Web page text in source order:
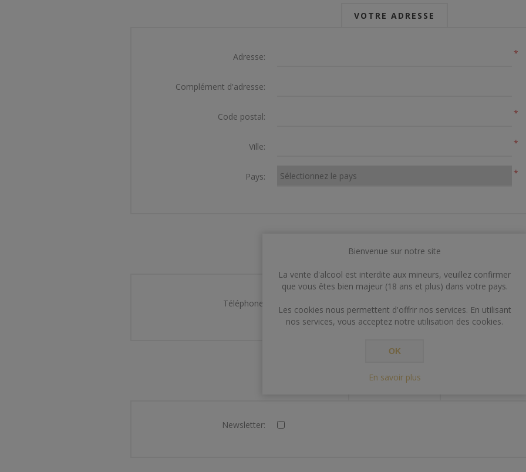
VOTRE ADRESSE
Adresse: *
Complément d'adresse:
Code postal: *
Ville: *
Pays: *
Téléphone:
Newsletter:
Bienvenue sur notre site
La vente d'alcool est interdite aux mineurs, veuillez confirmer
que vous êtes bien majeur (18 ans et plus) dans votre pays.
Les cookies nous permettent d'offrir nos services. En utilisant
nos services, vous acceptez notre utilisation des cookies.
OK
En savoir plus